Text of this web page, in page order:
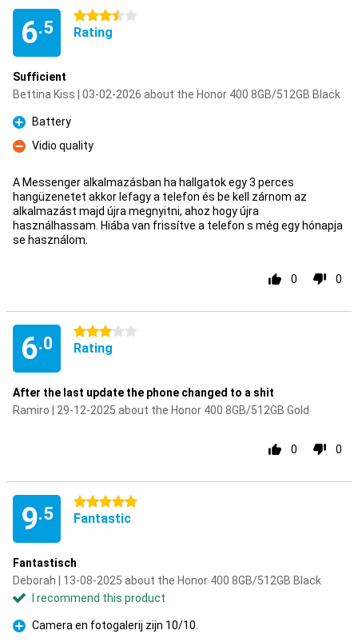
6.5
3.5 stars
Rating
Sufficient
Bettina Kiss | 03-02-2026 about the Honor 400 8GB/512GB Black
Pro
Battery
Con
Vidio quality
A Messenger alkalmazásban ha hallgatok egy 3 perces
hangüzenetet akkor lefagy a telefon és be kell zárnom az
alkalmazást majd újra megnyitni, ahoz hogy újra
használhassam. Hiába van frissítve a telefon s még egy hónapja
se használom.
0 0
6.0
3 stars
Rating
After the last update the phone changed to a shit
Ramiro | 29-12-2025 about the Honor 400 8GB/512GB Gold
0 0
9.5
5 stars
Fantastic
Fantastisch
Deborah | 13-08-2025 about the Honor 400 8GB/512GB Black
I recommend this product
Pro
Camera en fotogalerij zijn 10/10.